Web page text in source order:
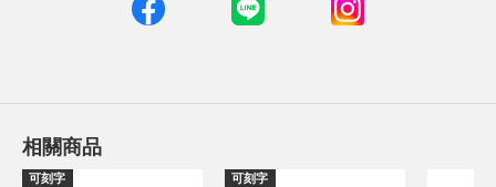
相關商品
可刻字 可刻字